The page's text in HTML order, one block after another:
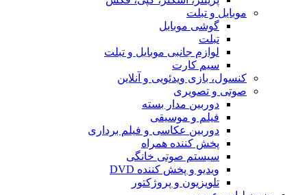
موبایل و تبلت
گوشی موبایل
تبلت
لوازم جانبی موبایل و تبلت
سیم کارت
کنسول، بازی‌ ویدئویی و آنلاین
صوتی و تصویری
دوربین مدار بسته
فیلم و موسیقی
دوربین عکاسی و فیلم برداری
پخش کننده همراه
سیستم صوتی خانگی
ویدیو و پخش کننده DVD
تلویزیون و پروژکتور